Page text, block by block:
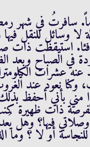
: أنا شاب عمري 21 عاماً.
لا وسائل للنقل
استيقظت ذات
في الصباح وبعد
عنه عشرات
وكنا نعود عند
مني بأني أحفظ
ذات ظهيرة
فيها؟ وهل
أو لا ؟